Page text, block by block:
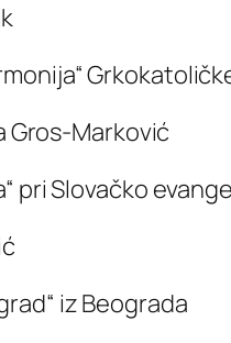
Gros-Marković
pri Slovačko
iz Beograda